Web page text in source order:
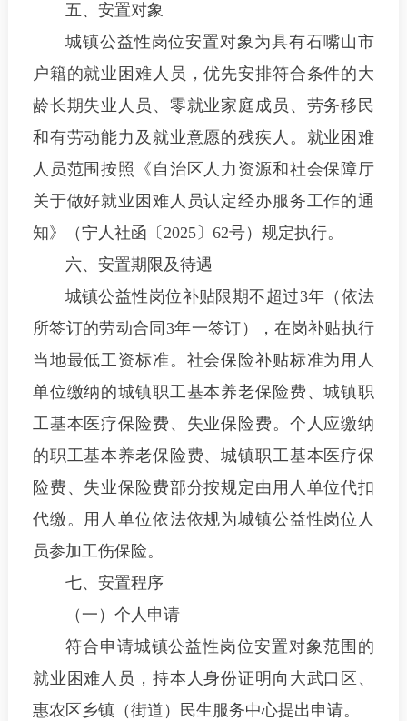
五、安置对象
城镇公益性岗位安置对象为具有石嘴山市
户籍的就业困难人员，优先安排符合条件的大
龄长期失业人员、零就业家庭成员、劳务移民
和有劳动能力及就业意愿的残疾人。就业困难
人员范围按照《自治区人力资源和社会保障厅
关于做好就业困难人员认定经办服务工作的通
知》（宁人社函〔2025〕62号）规定执行。
六、安置期限及待遇
城镇公益性岗位补贴限期不超过3年（依法
所签订的劳动合同3年一签订），在岗补贴执行
当地最低工资标准。社会保险补贴标准为用人
单位缴纳的城镇职工基本养老保险费、城镇职
工基本医疗保险费、失业保险费。个人应缴纳
的职工基本养老保险费、城镇职工基本医疗保
险费、失业保险费部分按规定由用人单位代扣
代缴。用人单位依法依规为城镇公益性岗位人
员参加工伤保险。
七、安置程序
（一）个人申请
符合申请城镇公益性岗位安置对象范围的
就业困难人员，持本人身份证明向大武口区、
惠农区乡镇（街道）民生服务中心提出申请。